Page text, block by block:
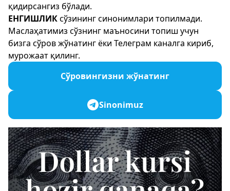
қидирсангиз бўлади.
ЕНГИШЛИКсўзининг синонимлари топилмади.
Маслаҳатимиз сўзнинг маъносини топиш учун
бизга сўров жўнатинг ёки Телеграм каналга кириб,
мурожаат қилинг.
Сўровингизни жўнатинг
Sinonimuz